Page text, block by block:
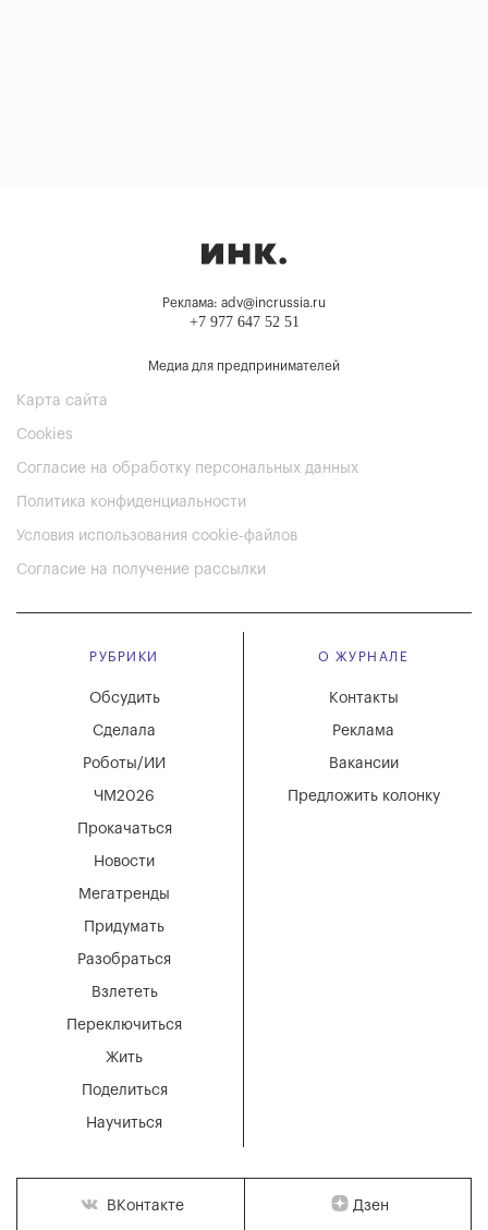
Реклама: adv@incrussia.ru
+7 977 647 52 51
Медиа для предпринимателей
Карта сайта
Cookies
Согласие на обработку персональных данных
Политика конфиденциальности
Условия использования cookie-файлов
Согласие на получение рассылки
РУБРИКИ
Мегатренды
Придумать
Разобраться
Взлететь
Новости
Переключиться
Жить
Поделиться
Научиться
Обсудить
Сделала
Роботы/ИИ
ЧМ2026
Прокачаться
О ЖУРНАЛЕ
Вакансии
Реклама
Контакты
Предложить колонку
ВКонтакте Дзен